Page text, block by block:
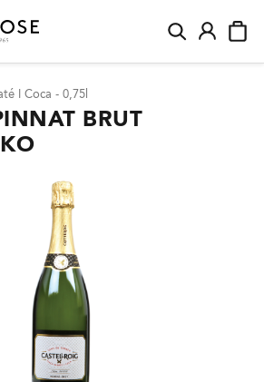
I Coca - 0,75l
BRUT